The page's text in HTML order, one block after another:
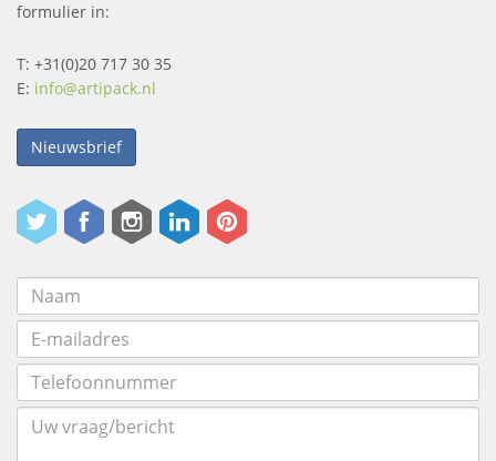
formulier in:
T: +31(0)20 717 30 35
E: info@artipack.nl
Nieuwsbrief